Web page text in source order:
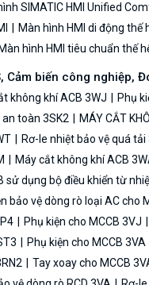
SIMATIC HMI Unified
Màn hình HMI di động thế
Màn hình HMI tiêu chuẩn thế
Cảm biến công nghiệp,
không khí ACB 3WJ Phụ
an toàn 3SK2 MÁY CẮT
Rơ-le nhiệt bảo vệ quá tải
Máy cắt không khí ACB
sử dụng bộ điều khiển từ
bảo vệ dòng rò loại AC cho
Phụ kiện cho MCCB 3VJ
Phụ kiện cho MCCB 3VA
Tay xoay cho MCCB